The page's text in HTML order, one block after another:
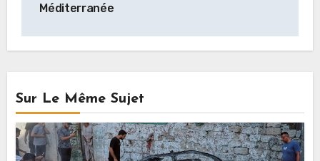
Méditerranée
Sur Le Même Sujet